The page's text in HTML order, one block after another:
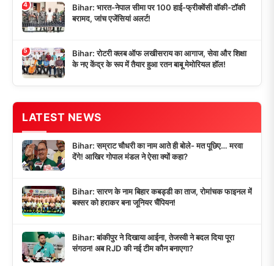
4
Bihar: भारत-नेपाल सीमा पर 100 हाई-फ्रीक्वेंसी वॉकी-टॉकी
बरामद, जांच एजेंसियां अलर्ट!
5
Bihar: रोटरी क्लब ऑफ लखीसराय का आगाज, सेवा और शिक्षा
के नए केंद्र के रूप में तैयार हुआ रतन बाबू मेमोरियल हॉल!
LATEST NEWS
Bihar: सम्राट चौधरी का नाम आते ही बोले- मत पूछिए… मरवा
देंगे! आखिर गोपाल मंडल ने ऐसा क्यों कहा?
Bihar: सारण के नाम बिहार कबड्डी का ताज, रोमांचक फाइनल में
बक्सर को हराकर बना जूनियर चैंपियन!
Bihar: बांकीपुर ने दिखाया आईना, तेजस्वी ने बदल दिया पूरा
संगठन! अब RJD की नई टीम कौन बनाएगा?